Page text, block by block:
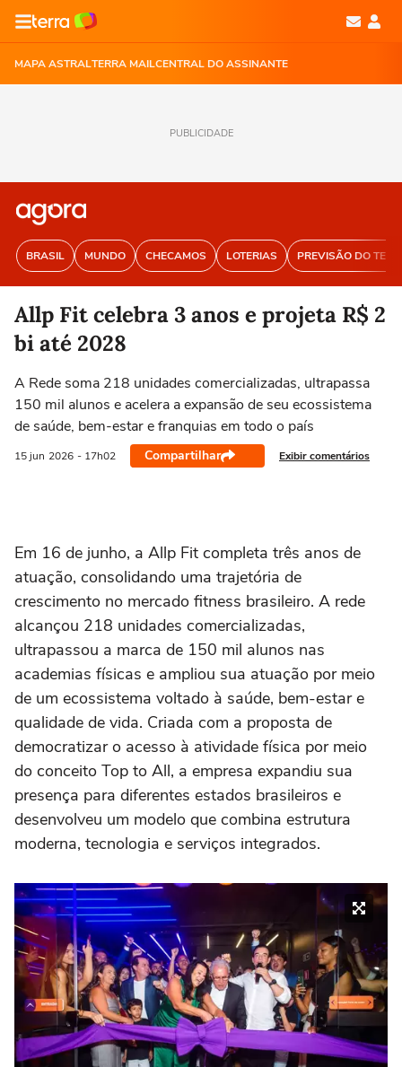
MAPA ASTRALTERRA MAILCENTRAL DO ASSINANTE
PUBLICIDADE
BRASIL MUNDO CHECAMOS LOTERIAS PREVISÃO DO
Allp Fit celebra 3 anos e projeta R$ 2
bi até 2028
A Rede soma 218 unidades comercializadas, ultrapassa
150 mil alunos e acelera a expansão de seu ecossistema
de saúde, bem-estar e franquias em todo o país
15 jun 2026 - 17h02 Compartilhar Exibir comentários
Em 16 de junho, a Allp Fit completa três anos de
atuação, consolidando uma trajetória de
crescimento no mercado fitness brasileiro. A rede
alcançou 218 unidades comercializadas,
ultrapassou a marca de 150 mil alunos nas
academias físicas e ampliou sua atuação por meio
de um ecossistema voltado à saúde, bem-estar e
qualidade de vida. Criada com a proposta de
democratizar o acesso à atividade física por meio
do conceito Top to All, a empresa expandiu sua
presença para diferentes estados brasileiros e
desenvolveu um modelo que combina estrutura
moderna, tecnologia e serviços integrados.